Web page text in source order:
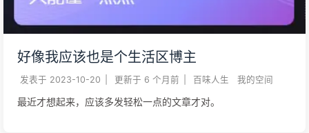
好像我应该也是个生活区博主
发表于 2023-10-20 更新于 6 个月前 百味人生 我的空间
最近才想起来，应该多发轻松一点的文章才对。